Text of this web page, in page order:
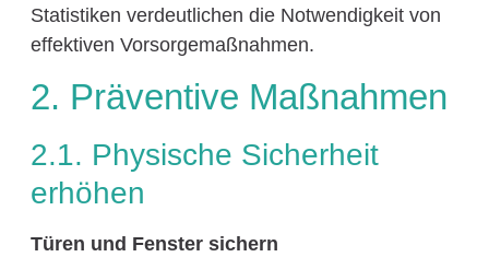
Statistiken verdeutlichen die Notwendigkeit von
effektiven Vorsorgemaßnahmen.
2. Präventive Maßnahmen
2.1. Physische Sicherheit
erhöhen
Türen und Fenster sichern